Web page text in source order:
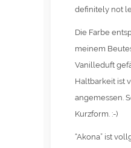
definitely not
Die Farbe
meinem
Vanilleduft
Haltbarkeit ist
angemessen.
Kurzform. :-)
“Akona” ist